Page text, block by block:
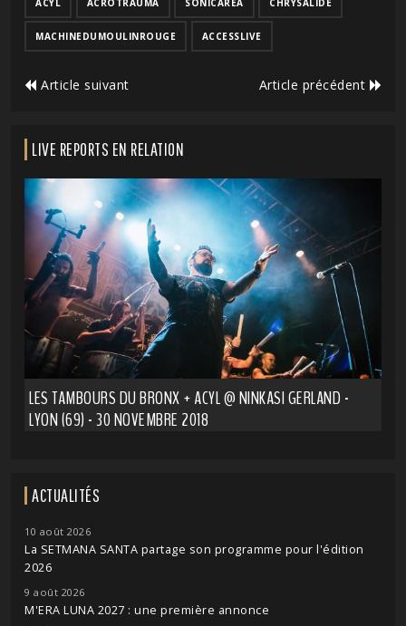
MACHINEDUMOULINROUGE ACCESSLIVE
Article suivant Article précédent
LIVE REPORTS EN RELATION
LES TAMBOURS DU BRONX + ACYL @ NINKASI GERLAND -
LYON (69) - 30 NOVEMBRE 2018
ACTUALITÉS
10 août 2026
La SETMANA SANTA partage son programme pour l'édition
2026
9 août 2026
M'ERA LUNA 2027 : une première annonce